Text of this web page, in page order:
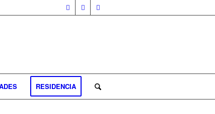
RESIDENCIA